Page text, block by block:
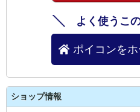
よく使うこ
ポイコンを
ショップ情報